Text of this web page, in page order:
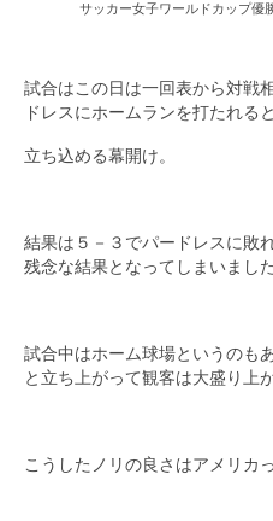
サッカー女子ワールドカップ優
試合はこの日は一回表から対戦
ドレスにホームランを打たれる
立ち込める幕開け。
結果は５－３でパードレスに敗
残念な結果となってしまいました
試合中はホーム球場というのも
と立ち上がって観客は大盛り上が
こうしたノリの良さはアメリカ